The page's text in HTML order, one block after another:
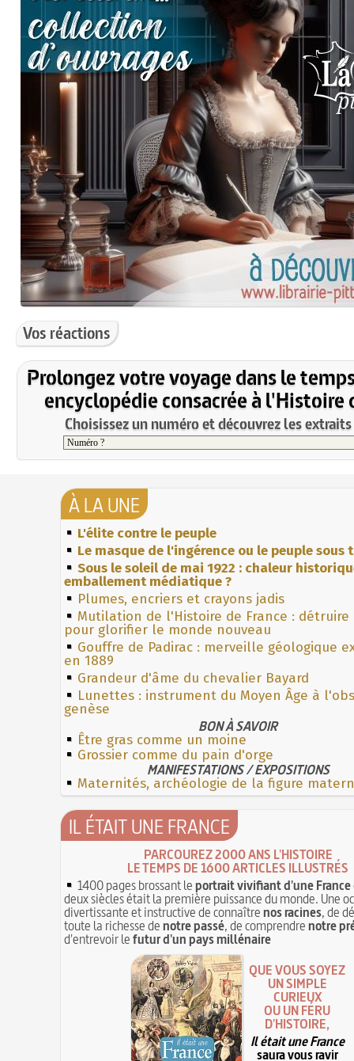
Vos réactions
Prolongez votre voyage dans le
encyclopédie consacrée à l'Histoire
Choisissez un numéro et découvrez les
À LA UNE
L'élite contre le peuple
Le masque de l'ingérence ou le peuple sous
Sous le soleil de mai 1922 : chaleur
emballement médiatique ?
Plumes, encriers et crayons jadis
Mutilation de l'Histoire de France : détruire
pour glorifier le monde nouveau
Gouffre de Padirac : merveille géologique
en 1889
Grandeur d'âme du chevalier Bayard
Lunettes : instrument du Moyen Âge à
genèse
BON À SAVOIR
Être gras comme un moine
Grossier comme du pain d'orge
MANIFESTATIONS / EXPOSITIONS
Maternités, archéologie de la figure
IL ÉTAIT UNE FRANCE
PARCOUREZ 2000 ANS L'HISTOIRE
LE TEMPS DE 1600 ARTICLES ILLUSTRÉS
1400 pages brossant leportrait vivifiant d'une France
deux siècles était la première puissance du monde. Une
divertissante et instructive de connaîtrenos racines, de
toute la richesse denotre passé, de comprendrenotre
d'entrevoir lefutur d'un pays millénaire
QUE VOUS SOYEZ
UN SIMPLE
CURIEUX
OU UN FÉRU
D'HISTOIRE,
Il était une France
saura vous ravir